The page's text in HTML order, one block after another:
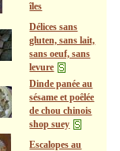
îles
Délices sans
gluten, sans lait,
sans oeuf, sans
levure
Dinde panée au
sésame et poêlée
de chou chinois
shop suey
Escalopes au